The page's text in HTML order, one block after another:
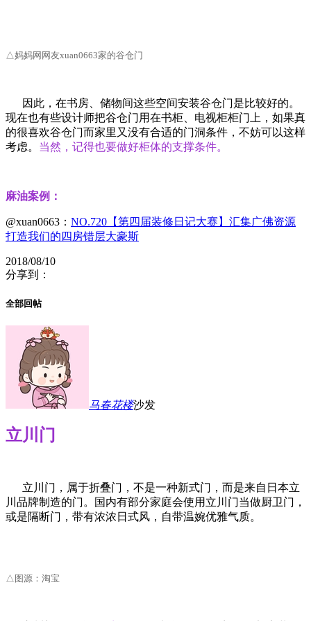
△妈妈网网友xuan0663家的谷仓门
因此，在书房、储物间这些空间安装谷仓门是比较好的。
现在也有些设计师把谷仓门用在书柜、电视柜柜门上，如果真
的很喜欢谷仓门而家里又没有合适的门洞条件，不妨可以这样
考虑。 当然，记得也要做好柜体的支撑条件。
麻油案例：
@xuan0663： NO.720【第四届装修日记大赛】汇集广佛资源
打造我们的四房错层大豪斯
2018/08/10
分享到：
全部回帖
马春花楼沙发
立川门
立川门，属于折叠门，不是一种新式门，而是来自日本立
川品牌制造的门。国内有部分家庭会使用立川门当做厨卫门，
或是隔断门，带有浓浓日式风，自带温婉优雅气质。
△图源：淘宝